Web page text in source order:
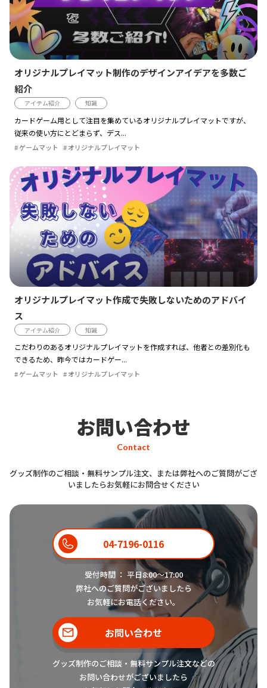
オリジナルプレイマット制作のデザインアイデアを多数ご
紹介
アイテム紹介 知識
カードゲーム用として注目を集めているオリジナルプレイマットですが、
従来の使い方にとどまらず、デス...
ゲームマット オリジナルプレイマット
オリジナルプレイマット作成で失敗しないためのアドバイ
ス
アイテム紹介 知識
こだわりのあるオリジナルプレイマットを作成すれば、他者との差別化も
できるため、昨今ではカードゲー...
ゲームマット オリジナルプレイマット
お問い合わせ
Contact
グッズ制作のご相談・無料サンプル注文、または弊社へのご質問がござ
いましたらお気軽にお問合せください
04-7196-0116
受付時間 ： 平日8:00〜17:00
弊社へのご質問がございましたら
お気軽にお電話ください。
お問い合わせ
グッズ制作のご相談・無料サンプル注文などの
お問い合わせがございましたら